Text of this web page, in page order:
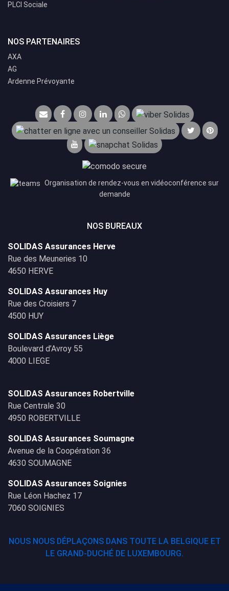
PLCI Sociale
NOS PARTENAIRES
AXA
AG
Ardenne Prévoyante
Organisation de rendez-vous en vidéoconférence sur
demande
NOS BUREAUX
SOLIDAS Assurances Herve
Rue des Meuneries 10
4650 HERVE
SOLIDAS Assurances Huy
Rue des Croisiers 7
4500 HUY
SOLIDAS Assurances Liège
Boulevard d’Avroy 55
4000 LIEGE
SOLIDAS Assurances Robertville
Rue Centrale 30
4950 ROBERTVILLE
SOLIDAS Assurances Soumagne
Avenue de la Coopération 36
4630 SOUMAGNE
SOLIDAS Assurances Soignies
Rue Léon Hachez 17
7060 SOIGNIES
NOUS NOUS DÉPLAÇONS DANS TOUTE LA BELGIQUE ET
LE GRAND-DUCHÉ DE LUXEMBOURG.